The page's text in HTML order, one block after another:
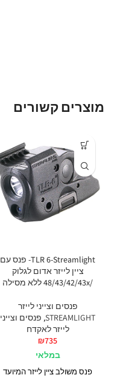
מוצרים קשורים
TLR 6-Streamlight- פנס עם
ציין לייזר אדום לגלוק
/48/43/42/43x ללא מסילה
פנסים וצייני לייזר
STREAMLIGHT
, פנסים וצייני
לייזר לאקדח
₪735
במלאי
פנס משולב ציין לייזר המיועד